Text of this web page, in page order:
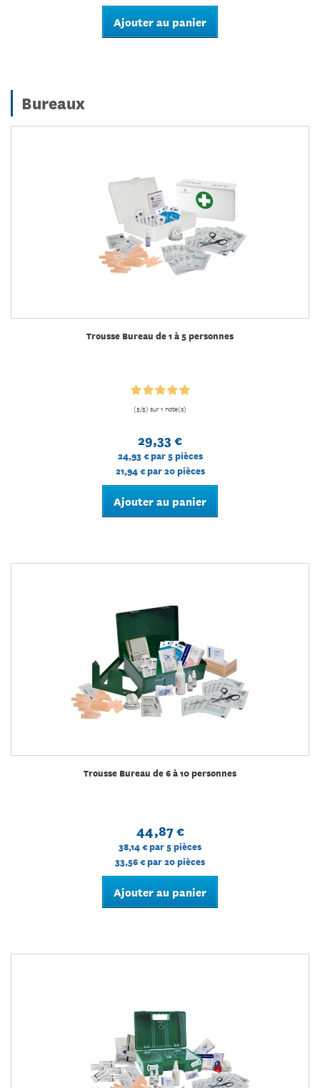
Ajouter au panier
Bureaux
Trousse Bureau de 1 à 5 personnes
(5/5) sur 1 note(s)
29,33 €
24,93 €par 5 pièces
21,94 €par 20 pièces
Ajouter au panier
Trousse Bureau de 6 à 10 personnes
44,87 €
38,14 €par 5 pièces
33,56 €par 20 pièces
Ajouter au panier